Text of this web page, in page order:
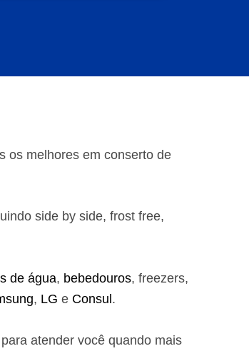
os melhores em conserto de
side by side, frost free,
de água, bebedouros, freezers,
, LG e Consul .
atender você quando mais